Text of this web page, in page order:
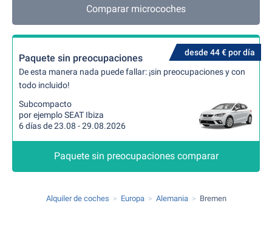
Comparar microcoches
desde 44 € por día
Paquete sin preocupaciones
De esta manera nada puede fallar: ¡sin preocupaciones y con
todo incluido!
Subcompacto
por ejemplo SEAT Ibiza
6 días de 23.08 - 29.08.2026
Paquete sin preocupaciones comparar
Alquiler de coches Europa Alemania Bremen